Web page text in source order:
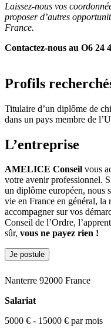
Laissez-nous vos
proposer d’autres
France.
Contactez-nous au O6 24
Profils
Titulaire d’un diplôme de
dans un pays membre de
L’entreprise
AMELICE Conseil vous
votre avenir professionnel.
un diplôme européen, nous
vie en France en général, la
accompagner sur vos
Conseil de l’Ordre,
sûr, vous ne payez rien !
Je postule
Nanterre 92000 France
Salariat
5000 € - 15000 € par mois